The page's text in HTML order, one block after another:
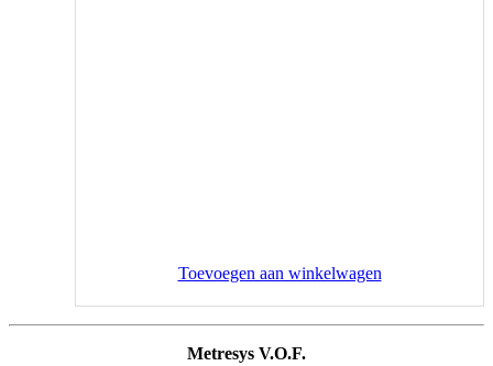
Toevoegen aan winkelwagen
Metresys V.O.F.